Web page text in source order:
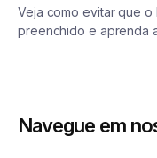
Veja como evitar que o
preenchido e aprenda
Navegue em